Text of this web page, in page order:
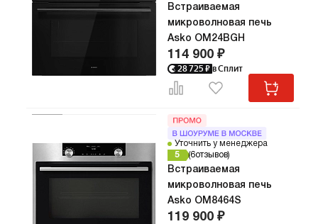
Встраиваемая
микроволновая печь
Asko OM24BGH
114 900 ₽
28 725 ₽ в Сплит
Уточнить у менеджера
5
6отзывов
Встраиваемая
микроволновая печь
Asko OM8464S
119 900 ₽